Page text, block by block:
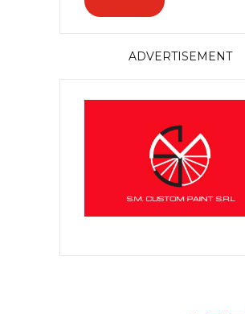
ADVERTISEMENT